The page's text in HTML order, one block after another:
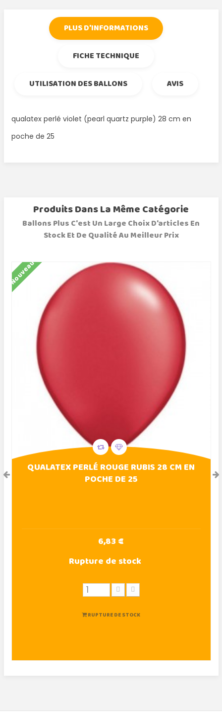
PLUS D'INFORMATIONS
FICHE TECHNIQUE
UTILISATION DES BALLONS
AVIS
qualatex perlé violet (pearl quartz purple) 28 cm en
poche de 25
Produits Dans La Même Catégorie
Ballons Plus C'est Un Large Choix D'articles En
Stock Et De Qualité Au Meilleur Prix
Nouveau
QUALATEX PERLÉ ROUGE RUBIS 28 CM EN
POCHE DE 25
6,83 €
Rupture de stock
RUPTURE DE STOCK